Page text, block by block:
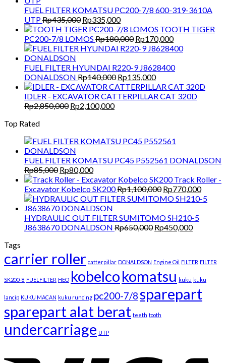
FUEL FILTER KOMATSU PC200-7/8 600-319-3610A
UTPRp435,000 Original
price
was:
Rp435,000.
Rp335,000Current
price
is:
Rp335,000.
TOOTH TIGER
PC200-7/8 LOMOS Rp180,000 Original
price
Rp180,000.
Rp170,000Current
price
Rp170,000.
FUEL FILTER HYUNDAI R220-9 J8628400
DONALDSON Rp140,000 Original
price
was:
Rp135,000Current
price
is:
IDLER - EXCAVATOR CATTERPILLAR CAT 320D
Rp2,850,000 Original
Rp2,100,000Current
Top Rated
FUEL FILTER KOMATSU PC45 P552561 DONALDSON
Rp85,000 Original
price
was:
Rp85,000.
Rp80,000Current
price
is:
Rp80,000.
Track Roller -
Excavator Kobelco SK200Rp1,100,000 Original
price
Rp1,100,000.
Rp770,000
price
HYDRAULIC OUT FILTER SUMITOMO SH210-5
J8638670 DONALDSON Rp650,000 Original
Rp450,000Current
Tags
carrier roller catterpillar DONALDSON Engine Oil FILTER FILTER
SK200-8 FUELFILTER HEO kobelcokomatsu kuku kuku
lancip KUKU MACAN kuku runcing pc200-7/8sparepart
sparepart alat berat teeth tooth
undercarriage UTP